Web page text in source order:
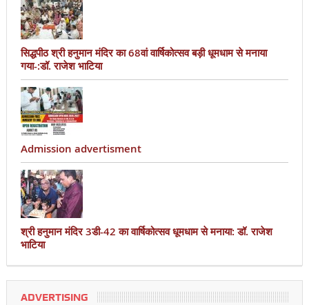
सिद्धपीठ श्री हनुमान मंदिर का 68वां वार्षिकोत्सव बड़ी धूमधाम से मनाया
गया-:डॉ. राजेश भाटिया
Admission advertisment
श्री हनुमान मंदिर 3डी-42 का वार्षिकोत्सव धूमधाम से मनाया: डॉ. राजेश
भाटिया
ADVERTISING